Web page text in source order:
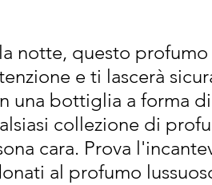
notte, questo
e ti lascerà
una bottiglia a forma
collezione di
cara. Prova
al profumo